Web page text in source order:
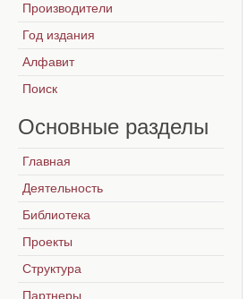
Производители
Год издания
Алфавит
Поиск
Основные разделы
Главная
Деятельность
Библиотека
Проекты
Структура
Партнеры